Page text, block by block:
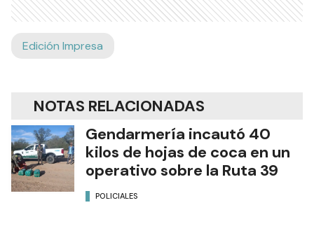
Edición Impresa
NOTAS RELACIONADAS
Gendarmería incautó 40
kilos de hojas de coca en un
operativo sobre la Ruta 39
POLICIALES